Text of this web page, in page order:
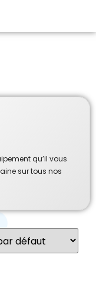
qu’il vous
sur tous nos